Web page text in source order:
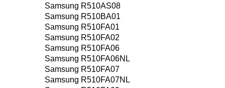
Samsung R510AS08
Samsung R510BA01
Samsung R510FA01
Samsung R510FA02
Samsung R510FA06
Samsung R510FA06NL
Samsung R510FA07
Samsung R510FA07NL